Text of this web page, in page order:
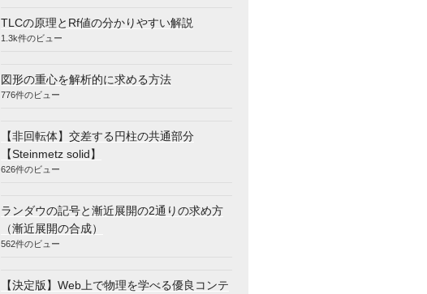
TLCの原理とRf値の分かりやすい解説
1.3k件のビュー
図形の重心を解析的に求める方法
776件のビュー
【非回転体】交差する円柱の共通部分
【Steinmetz solid】
626件のビュー
ランダウの記号と漸近展開の2通りの求め方
（漸近展開の合成）
562件のビュー
【決定版】Web上で物理を学べる優良コンテ